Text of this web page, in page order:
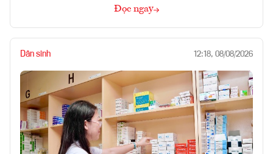
Đọc ngay
Dân sinh 12:18, 08/08/2026